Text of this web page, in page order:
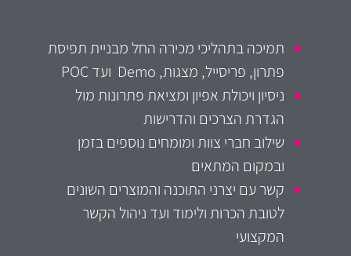
תמיכה בתהליכי מכירה החל מבניית תפיסת
פתרון, פריסייל, מצגות, Demo ועד POC
ניסיון ויכולת אפיון ומציאת פתרונות מול
הגדרת הצרכים והדרישות
שילוב חברי צוות ומומחים נוספים בזמן
ובמקום המתאים
קשר עם יצרני התוכנה והמוצרים השונים
לטובת הכרות ולימוד ועד ניהול הקשר
המקצועי